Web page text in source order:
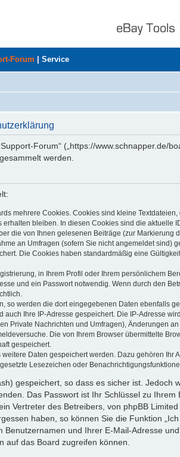
Forum Service
Forum“ („https://www.schnapper.de/
werden.
mehrere Cookies. Cookies sind kleine
bleiben. In diesen Cookies sind die aktuelle
die von Ihnen gelesenen Beiträge (zur Markierung
an Umfragen (sofern Sie nicht angemeldet sind)
Die Cookies haben standardmäßig eine
in Ihrem Profil oder Ihrem persönlichem
und ein Passwort notwendig. Wenn durch den
so werden die dort eingegebenen Daten ebenfalls
Ihre IP-Adresse gespeichert. Die IP-Adresse
Private Nachrichten und Umfragen), Änderungen
Die von Ihrem Browser übermittelte
gespeichert.
Daten gespeichert werden. Dazu gehören Ihr
Lesezeichen oder
gespeichert, so dass es sicher ist. Jedoch
Das Passwort ist Ihr Schlüssel zu
Vertreter des Betreibers, von phpBB
haben, so können Sie die Funktion
und Ihrer E-Mail-Adresse
auf das Board zugreifen können.